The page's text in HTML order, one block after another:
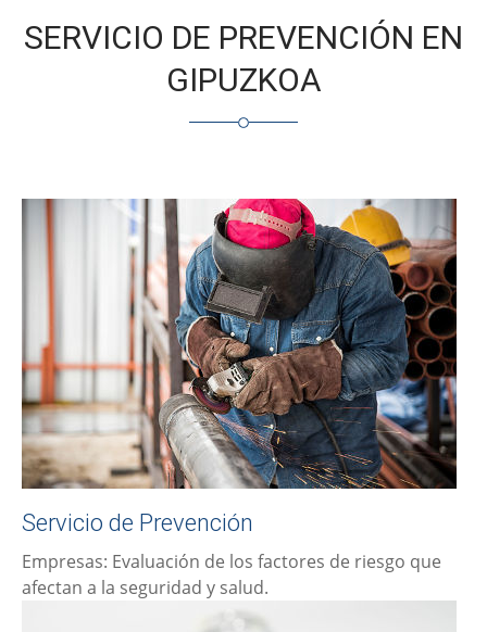
SERVICIO DE PREVENCIÓN EN
GIPUZKOA
Servicio de Prevención
Empresas: Evaluación de los factores de riesgo que
afectan a la seguridad y salud.